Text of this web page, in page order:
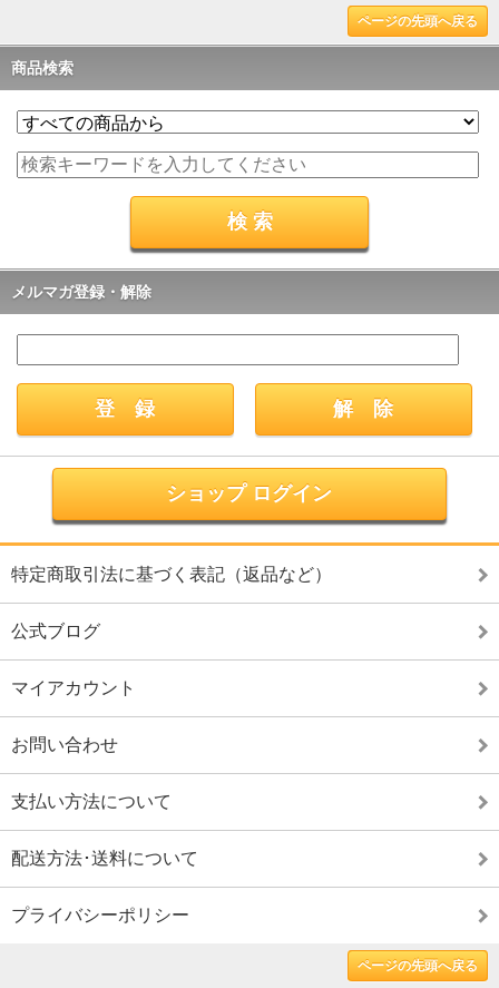
ページの先頭へ戻る
商品検索
メルマガ登録・解除
ショップ ログイン
特定商取引法に基づく表記（返品など）
公式ブログ
マイアカウント
お問い合わせ
支払い方法について
配送方法･送料について
プライバシーポリシー
ページの先頭へ戻る